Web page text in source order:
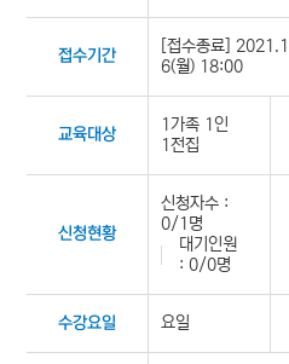
접수기간
[접수종료]
6(월) 18:00
교육대상
1가족 1인
1전집
신청현황
신청자수 :
0/1명
대기인원
: 0/0명
수강요일 요일